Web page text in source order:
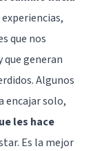
que nos
generan
Algunos
encajar solo,
les hace
Es la mejor